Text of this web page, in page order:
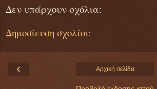
Δεν υπάρχουν σχόλια:
Δημοσίευση σχολίου
‹ Αρχική σελίδα